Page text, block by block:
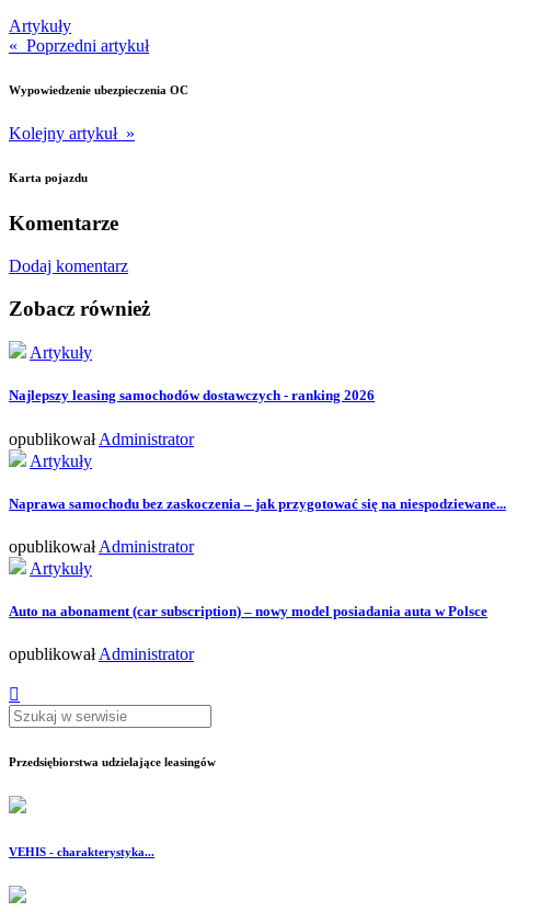
Artykuły
« Poprzedni artykuł
Wypowiedzenie ubezpieczenia OC
Kolejny artykuł »
Karta pojazdu
Komentarze
Dodaj komentarz
Zobacz również
Artykuły
Najlepszy leasing samochodów dostawczych - ranking 2026
opublikował Administrator
Artykuły
Naprawa samochodu bez zaskoczenia – jak przygotować się na niespodziewane...
opublikował Administrator
Artykuły
Auto na abonament (car subscription) – nowy model posiadania auta w Polsce
opublikował Administrator
Przedsiębiorstwa udzielające leasingów
VEHIS - charakterystyka...